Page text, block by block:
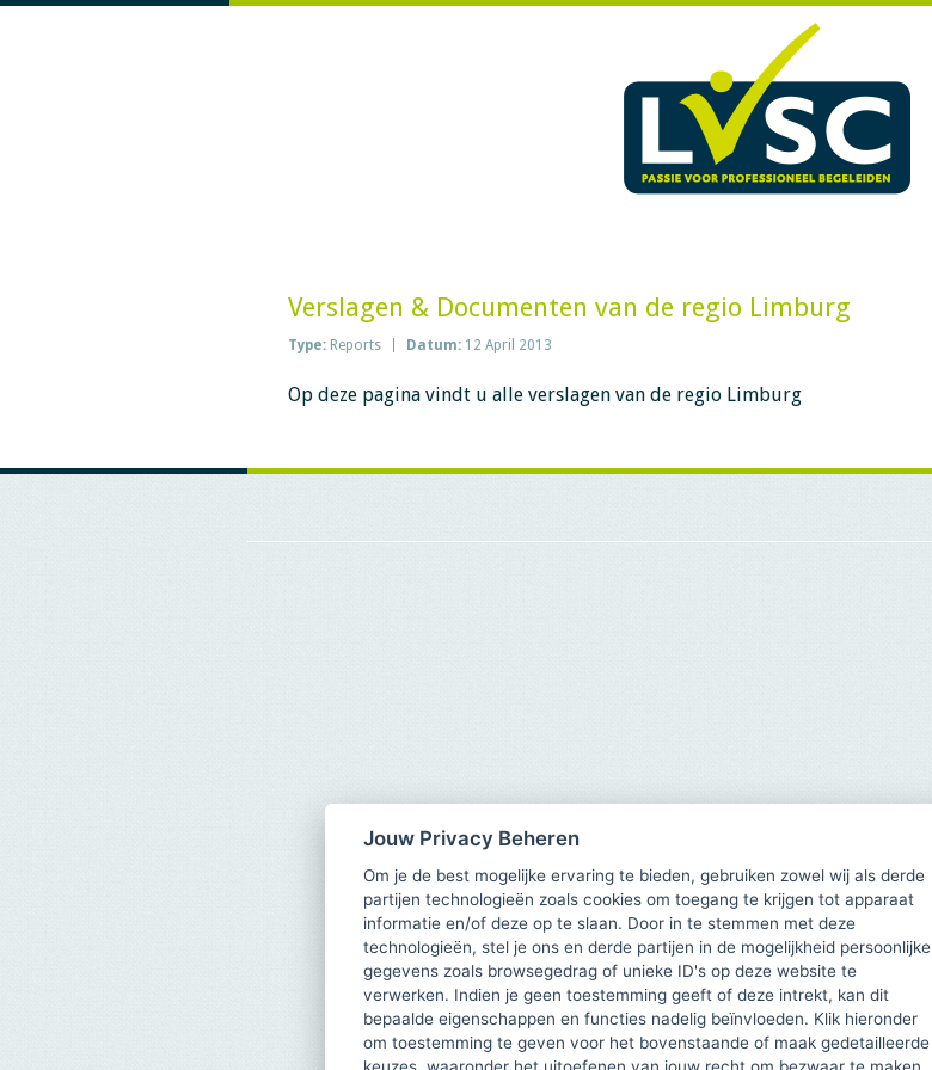
Verslagen & Documenten van de regio Limburg
Type: Reports Datum: 12 April 2013
Op deze pagina vindt u alle verslagen van de regio Limburg
Jouw Privacy Beheren
Om je de best mogelijke ervaring te bieden, gebruiken zowel wij als derde
partijen technologieën zoals cookies om toegang te krijgen tot apparaat
informatie en/of deze op te slaan. Door in te stemmen met deze
technologieën, stel je ons en derde partijen in de mogelijkheid persoonlijke
gegevens zoals browsegedrag of unieke ID's op deze website te
verwerken. Indien je geen toestemming geeft of deze intrekt, kan dit
bepaalde eigenschappen en functies nadelig beïnvloeden. Klik hieronder
om toestemming te geven voor het bovenstaande of maak gedetailleerde